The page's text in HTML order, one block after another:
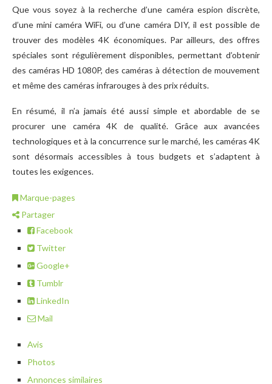
Que vous soyez à la recherche d’une caméra espion discrète,
d’une mini caméra WiFi, ou d’une caméra DIY, il est possible de
trouver des modèles 4K économiques. Par ailleurs, des offres
spéciales sont régulièrement disponibles, permettant d’obtenir
des caméras HD 1080P, des caméras à détection de mouvement
et même des caméras infrarouges à des prix réduits.
En résumé, il n’a jamais été aussi simple et abordable de se
procurer une caméra 4K de qualité. Grâce aux avancées
technologiques et à la concurrence sur le marché, les caméras 4K
sont désormais accessibles à tous budgets et s’adaptent à
toutes les exigences.
Marque-pages
Partager
Facebook
Twitter
Google+
Tumblr
LinkedIn
Mail
Avis
Photos
Annonces similaires